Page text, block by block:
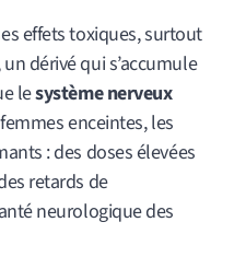
effets toxiques, surtout
dérivé qui s’accumule
lesystème nerveux
enceintes, les
: des doses élevées
retards de
neurologique des